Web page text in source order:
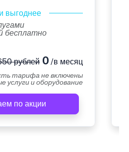
выгоднее
бесплатно
рублей0 /в месяц
тарифа не включены
услуги и оборудование
по акции